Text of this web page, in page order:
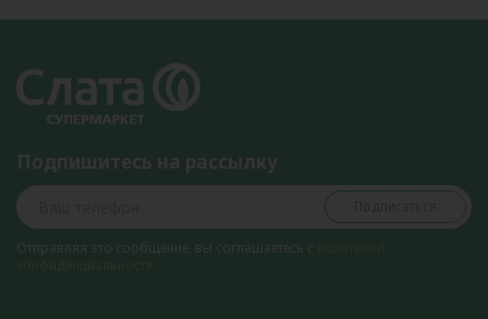
Подпишитесь на рассылку
Подписаться
Отправляя это сообщение, вы соглашаетесь с